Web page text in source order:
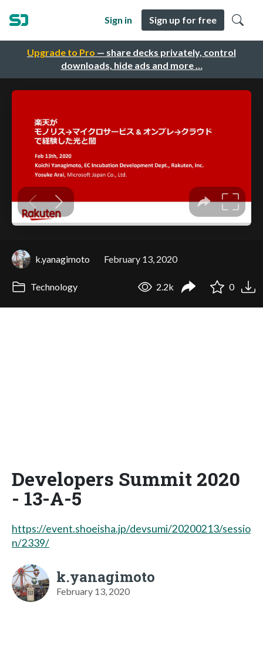
Upgrade to Pro — share decks privately, control
downloads, hide ads and more …
Sign in Sign up for free
k.yanagimoto February 13, 2020
Technology 2.2k 0
Developers Summit 2020
- 13-A-5
https://event.shoeisha.jp/devsumi/20200213/sessio
n/2339/
k.yanagimoto
February 13, 2020